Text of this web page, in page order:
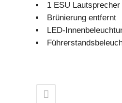
1 ESU Lautsprecher
Brünierung entfernt
LED-